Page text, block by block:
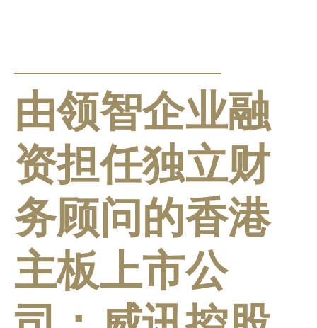
由领智企业融
资担任独立财
务顾问的香港
主板上市公